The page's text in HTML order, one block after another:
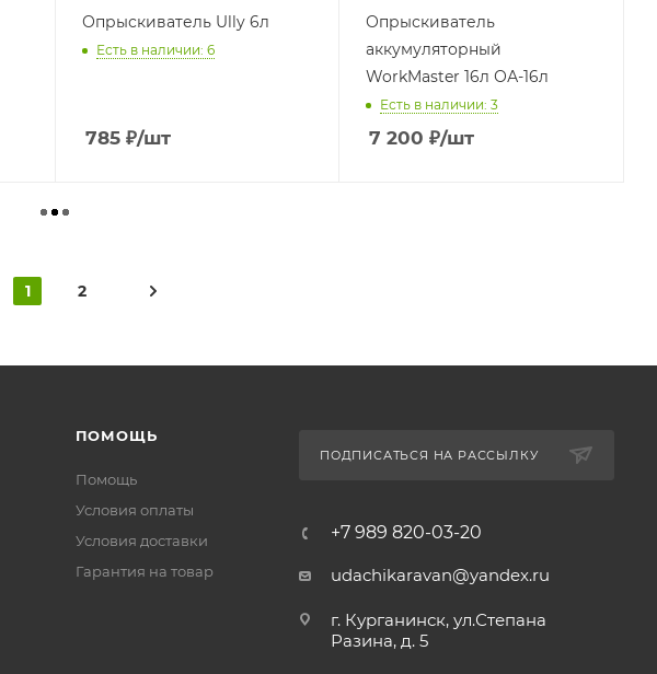
Опрыскиватель Ully 6л
Есть в наличии: 6
785₽/шт
Опрыскиватель
аккумуляторный
WorkMaster 16л ОА-16л
Есть в наличии: 3
7 200 ₽/шт
1 2
ПОМОЩЬ
Помощь
Условия оплаты
Условия доставки
Гарантия на товар
ПОДПИСАТЬСЯ НА РАССЫЛКУ
+7 989 820-03-20
udachikaravan@yandex.ru
г. Курганинск, ул.Степана
Разина, д. 5